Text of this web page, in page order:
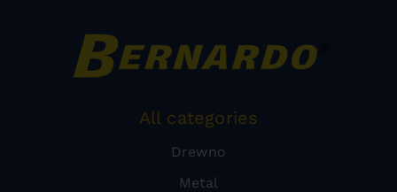
All categories
Drewno
Metal